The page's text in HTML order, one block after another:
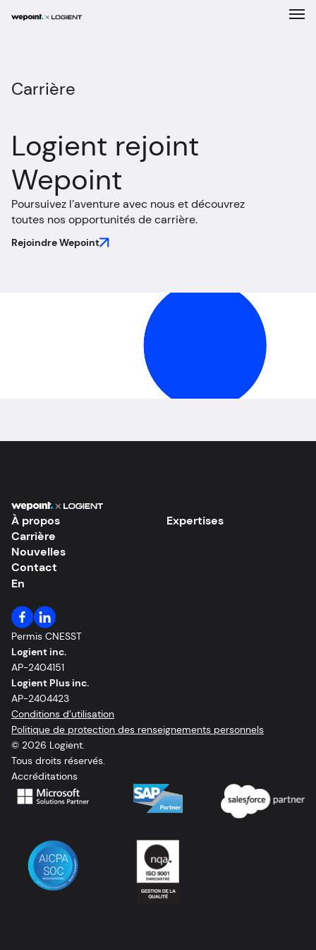
Entreprise
Réalisations
Carrière
Carrière
Logient rejoint
Wepoint
Poursuivez l’aventure avec nous et découvrez
toutes nos opportunités de carrière.
Rejoindre Wepoint
À propos
Carrière
Nouvelles
Expertises
Contact
En
Permis CNESST
Logient inc.
AP-2404151
Logient Plus inc.
AP-2404423
Conditions d’utilisation
Politique de protection des renseignements personnels
© 2026 Logient.
Tous droits réservés.
Accréditations